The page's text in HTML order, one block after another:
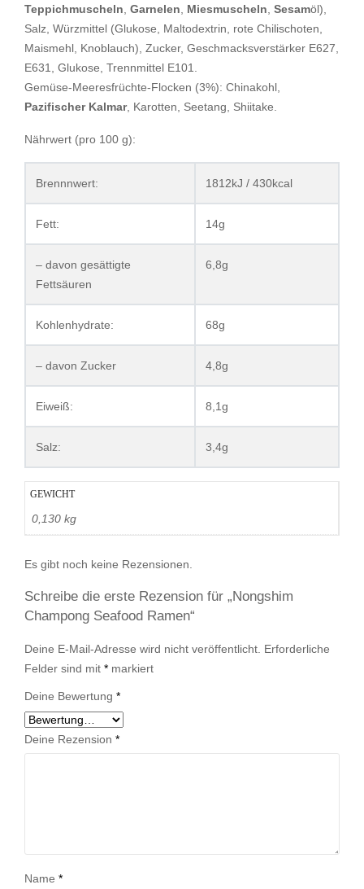
Teppichmuscheln Garnelen Miesmuscheln Sesamöl),
Salz, Würzmittel (Glukose, Maltodextrin, rote Chilischoten,
Maismehl, Knoblauch), Zucker, Geschmacksverstärker E627,
E631, Glukose, Trennmittel E101.
Gemüse-Meeresfrüchte-Flocken (3%): Chinakohl,
Pazifischer Kalmar, Karotten, Seetang, Shiitake.
Nährwert (pro 100 g):
Brennnwert: 1812kJ / 430kcal
Fett: 14g
– davon gesättigte
Fettsäuren
6,8g
Kohlenhydrate: 68g
– davon Zucker 4,8g
Eiweiß: 8,1g
Salz: 3,4g
GEWICHT
0,130 kg
Es gibt noch keine Rezensionen.
Schreibe die erste Rezension für „Nongshim
Champong Seafood Ramen“
Deine E-Mail-Adresse wird nicht veröffentlicht. Erforderliche
Felder sind mit * markiert
Deine Bewertung *
Deine Rezension *
Name *